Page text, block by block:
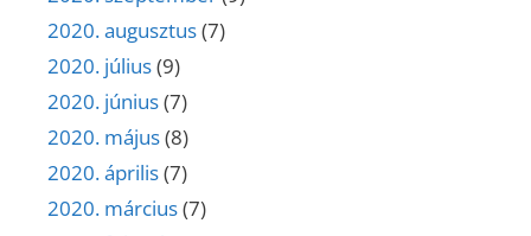
2020. augusztus(7)
2020. július(9)
2020. június(7)
2020. május(8)
2020. április(7)
2020. március(7)